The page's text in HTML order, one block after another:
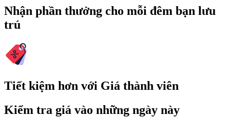
Nhận phần thưởng cho mỗi đêm bạn lưu
trú
Tiết kiệm hơn với Giá thành viên
Kiểm tra giá vào những ngày này